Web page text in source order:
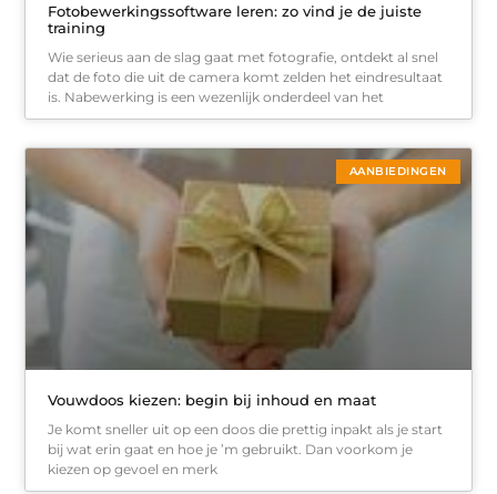
Fotobewerkingssoftware leren: zo vind je de juiste
training
Wie serieus aan de slag gaat met fotografie, ontdekt al snel
dat de foto die uit de camera komt zelden het eindresultaat
is. Nabewerking is een wezenlijk onderdeel van het
AANBIEDINGEN
Vouwdoos kiezen: begin bij inhoud en maat
Je komt sneller uit op een doos die prettig inpakt als je start
bij wat erin gaat en hoe je ’m gebruikt. Dan voorkom je
kiezen op gevoel en merk